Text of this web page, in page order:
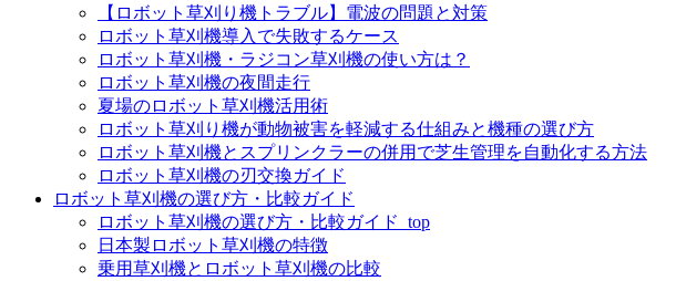
【ロボット草刈り機トラブル】電波の問題と対策
ロボット草刈機導入で失敗するケース
ロボット草刈機・ラジコン草刈機の使い方は？
ロボット草刈機の夜間走行
夏場のロボット草刈機活用術
ロボット草刈り機が動物被害を軽減する仕組みと機種の選び方
ロボット草刈機とスプリンクラーの併用で芝生管理を自動化する方法
ロボット草刈機の刃交換ガイド
ロボット草刈機の選び方・比較ガイド
ロボット草刈機の選び方・比較ガイド_top
日本製ロボット草刈機の特徴
乗用草刈機とロボット草刈機の比較